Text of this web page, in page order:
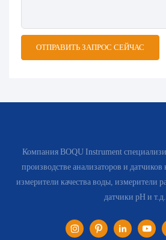
ОТПРАВИТЬ ЗАПРОС СЕЙЧАС
Компания BOQU Instrument
производстве анализаторов и датчиков
измерители качества воды, измерители
датчики pH и т.д.